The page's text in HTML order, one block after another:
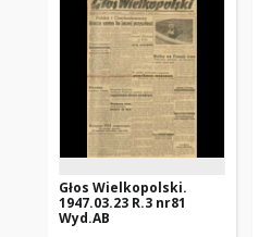
Głos Wielkopolski.
1947.03.23 R.3 nr81
Wyd.AB